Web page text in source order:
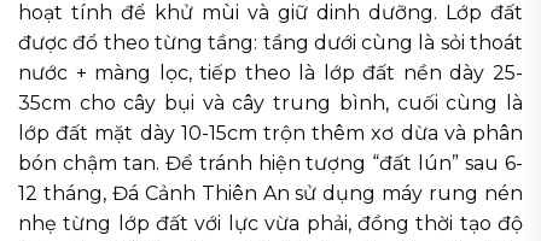
hoạt tính để khử mùi và giữ dinh dưỡng. Lớp đất
được đổ theo từng tầng: tầng dưới cùng là sỏi thoát
nước + màng lọc, tiếp theo là lớp đất nền dày 25-
35cm cho cây bụi và cây trung bình, cuối cùng là
lớp đất mặt dày 10-15cm trộn thêm xơ dừa và phân
bón chậm tan. Để tránh hiện tượng “đất lún” sau 6-
12 tháng, Đá Cảnh Thiên An sử dụng máy rung nén
nhẹ từng lớp đất với lực vừa phải, đồng thời tạo độ